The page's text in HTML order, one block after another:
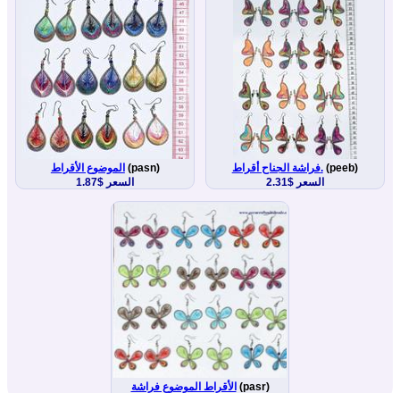
الموضوع الأقراط (pasn)
السعر $1.87
فراشة الجناح أقراط.(peeb)
السعر $2.31
الأقراط الموضوع فراشة(pasr)